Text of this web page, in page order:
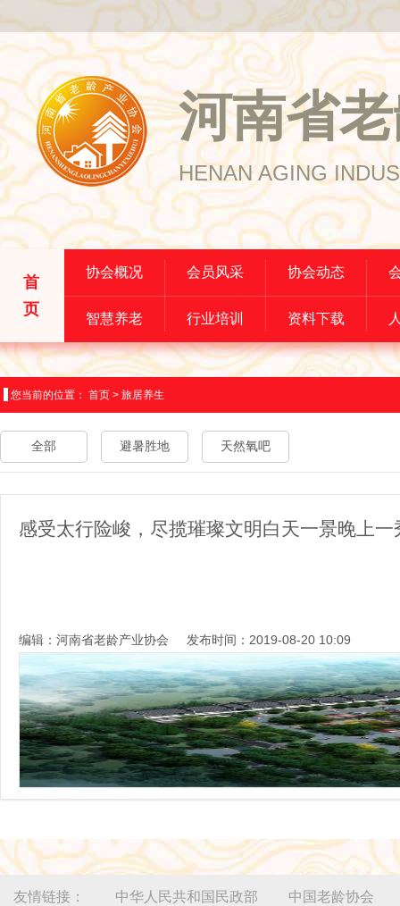
河南省
HENAN AGING
首
页
协会概况 会员风采 协会动态
智慧养老 行业培训 资料下载
您当前的位置： 首页 > 旅居养生
全部 避暑胜地 天然氧吧
感受太行险峻，尽揽璀璨文明白天一景晚上
编辑：河南省老龄产业协会 发布时间：2019-08-20 10:09
友情链接： 中华人民共和国民政部
中国老龄协会